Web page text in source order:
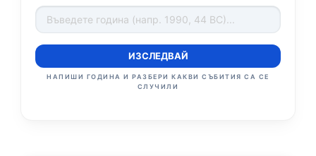
ИЗСЛЕДВАЙ
НАПИШИ ГОДИНА И РАЗБЕРИ КАКВИ СЪБИТИЯ СА СЕ
СЛУЧИЛИ